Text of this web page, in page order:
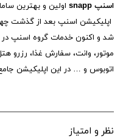
اسنپ snapp
اولین و بهترین
اپلیکیشن اسنپ بعد از گذشت
شد و اکنون خدمات گروه اسنپ در
موتور، وانت، سفارش غذا، رزرو
اتوبوس و … در این اپلیکیشن
نظر و امتیاز